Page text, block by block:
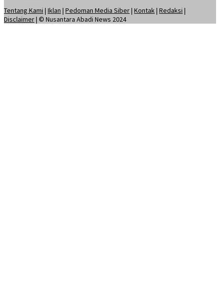
Tentang Kami | Iklan | Pedoman Media Siber| Kontak| Redaksi |
Disclaimer| © Nusantara Abadi News 2024